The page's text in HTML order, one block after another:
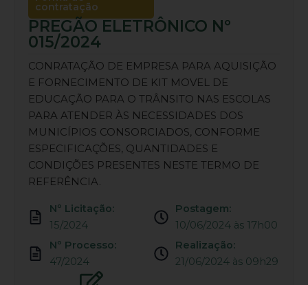
contratação
PREGÃO ELETRÔNICO Nº
015/2024
CONRATAÇÃO DE EMPRESA PARA AQUISIÇÃO
E FORNECIMENTO DE KIT MOVEL DE
EDUCAÇÃO PARA O TRÂNSITO NAS ESCOLAS
PARA ATENDER ÀS NECESSIDADES DOS
MUNICÍPIOS CONSORCIADOS, CONFORME
ESPECIFICAÇÕES, QUANTIDADES E
CONDIÇÕES PRESENTES NESTE TERMO DE
REFERÊNCIA.
Nº Licitação:
15/2024
Nº Processo:
47/2024
Postagem:
10/06/2024 às 17h00
Realização:
21/06/2024 às 09h29